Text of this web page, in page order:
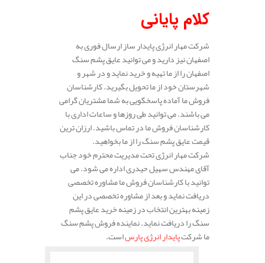
کلام پایانی
شرکت مهار انرژی پایدار ساز ارسال فوری به
اصفهان نیز دارید و می توانید عایق پشم سنگ
اصفهان را از ما تهیه و خرید نماید و در شهر و
شهرستان خود از ما تحویل بگیرید. کارشناسان
فروش ما آماده پاسخگویی به شما مشتریان گرامی
می باشند. می توانید طی روزها و ساعات اداری با
کارشناسان فروش ما در تماس باشید. ارزان ترین
قیمت عایق پشم سنگ را از ما بخواهید.
شرکت مهار انرژی تحت مدیریت محترم خود جناب
آقای مهندس سهیل حیدری اداره می شود. می
توانید با کارشناسان فروش ما مشاوره تخصصی
دریافت نماید و بعد از مشاوره تخصصی در این
زمینه بهترین انتخاب در زمینه خرید عایق پشم
سنگ را دریافت نماید. نماینده فروش پشم سنگ
ما شرکتپایدار انرژی پارساست.